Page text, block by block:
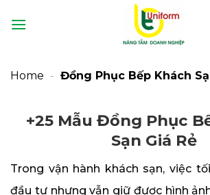
qua
Home - Đồng Phục Bếp Khách
+25 Mẫu Đồng Phục
Sạn Giá Rẻ
Trong vận hành khách sạn, việc
đầu tư nhưng vẫn giữ được hình